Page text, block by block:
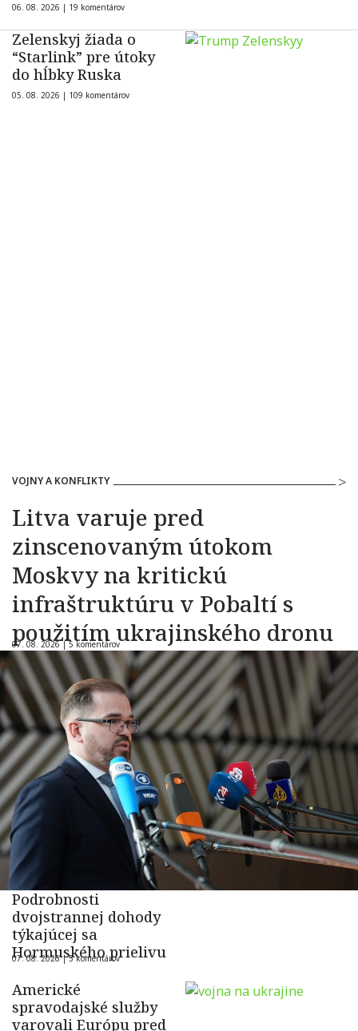
06. 08. 2026 | 19 komentárov
Zelenskyj žiada o
“Starlink” pre útoky
do hĺbky Ruska
05. 08. 2026 | 109 komentárov
VOJNY A KONFLIKTY
Litva varuje pred
zinscenovaným útokom
Moskvy na kritickú
infraštruktúru v Pobaltí s
použitím ukrajinského dronu
07. 08. 2026 |5 komentárov
Podrobnosti
dvojstrannej dohody
týkajúcej sa
Hormuského prielivu
07. 08. 2026 |5 komentárov
Americké
spravodajské služby
varovali Európu pred